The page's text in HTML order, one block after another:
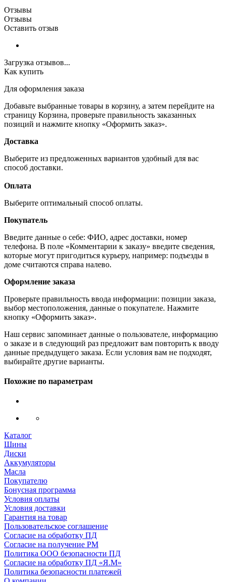
Отзывы
Отзывы
Оставить отзыв
Загрузка отзывов...
Как купить
Для оформления заказа
Добавьте выбранные товары в корзину, а затем перейдите на
страницу Корзина, проверьте правильность заказанных
позиций и нажмите кнопку «Оформить заказ».
Доставка
Выберите из предложенных вариантов удобный для вас
способ доставки.
Оплата
Выберите оптимальный способ оплаты.
Покупатель
Введите данные о себе: ФИО, адрес доставки, номер
телефона. В поле «Комментарии к заказу» введите сведения,
которые могут пригодиться курьеру, например: подъезды в
доме считаются справа налево.
Оформление заказа
Проверьте правильность ввода информации: позиции заказа,
выбор местоположения, данные о покупателе. Нажмите
кнопку «Оформить заказ».
Наш сервис запоминает данные о пользователе, информацию
о заказе и в следующий раз предложит вам повторить к вводу
данные предыдущего заказа. Если условия вам не подходят,
выбирайте другие варианты.
Похожие по параметрам
Каталог
Шины
Диски
Аккумуляторы
Масла
Покупателю
Бонусная программа
Условия оплаты
Условия доставки
Гарантия на товар
Пользовательское соглашение
Согласие на обработку ПД
Согласие на получение РМ
Политика ООО безопасности ПД
Согласие на обработку ПД «Я.М»
Политика безопасности платежей